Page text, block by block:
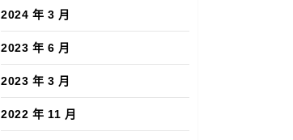
2024 年 3 月
2023 年 6 月
2023 年 3 月
2022 年 11 月